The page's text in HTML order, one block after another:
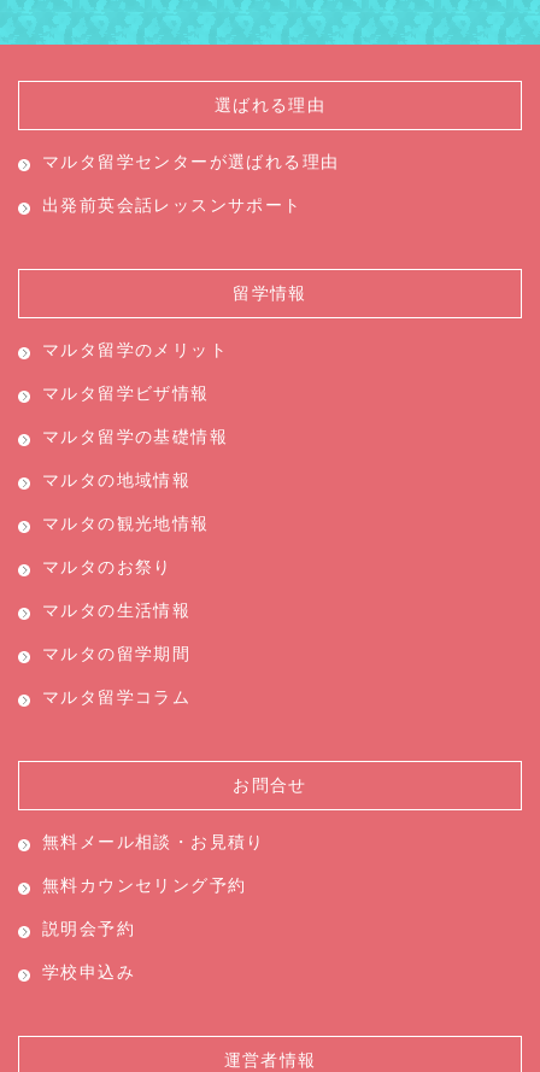
選ばれる理由
マルタ留学センターが選ばれる理由
出発前英会話レッスンサポート
留学情報
マルタ留学のメリット
マルタ留学ビザ情報
マルタ留学の基礎情報
マルタの地域情報
マルタの観光地情報
マルタのお祭り
マルタの生活情報
マルタの留学期間
マルタ留学コラム
お問合せ
無料メール相談・お見積り
無料カウンセリング予約
説明会予約
学校申込み
運営者情報